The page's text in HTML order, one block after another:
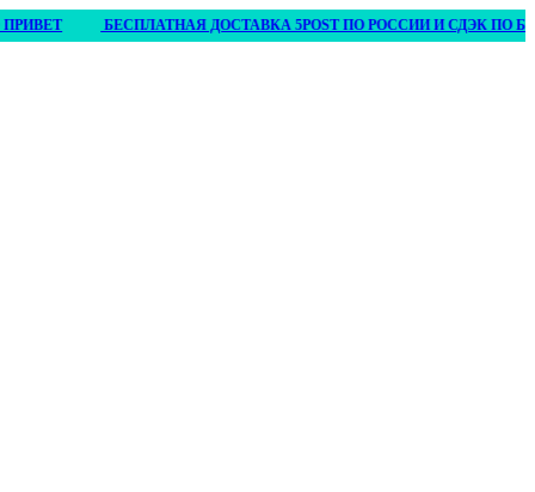
БЕСПЛАТНАЯ ДОСТАВКА 5POST ПО РОССИИ И СДЭК ПО